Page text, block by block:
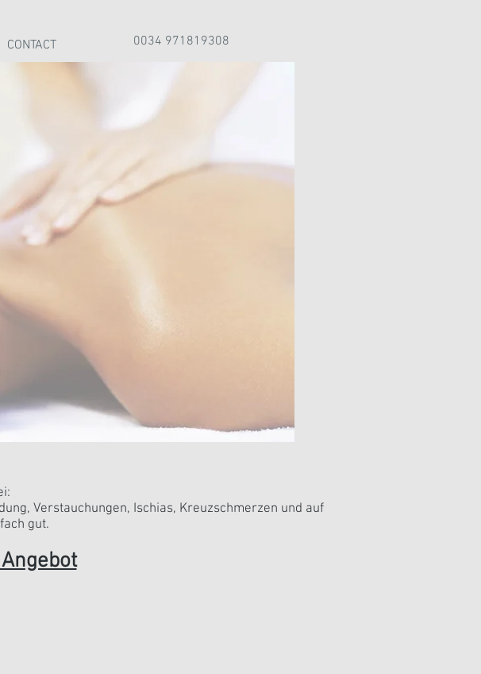
CONTACT 0034 971819308
Verstauchungen, Ischias, Kreuzschmerzen und auf
gut.